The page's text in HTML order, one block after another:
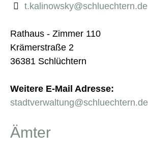
t.kalinowsky@schluechtern.de
Rathaus - Zimmer 110
Krämerstraße 2
36381 Schlüchtern
Weitere E-Mail Adresse:
stadtverwaltung@schluechtern.de
Ämter